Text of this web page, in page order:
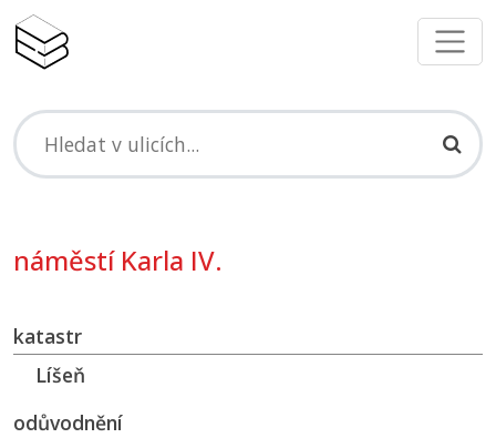
náměstí Karla IV.
katastr
Líšeň
odůvodnění